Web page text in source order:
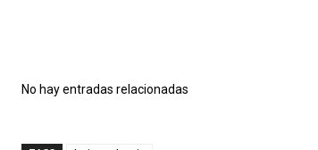
No hay entradas relacionadas